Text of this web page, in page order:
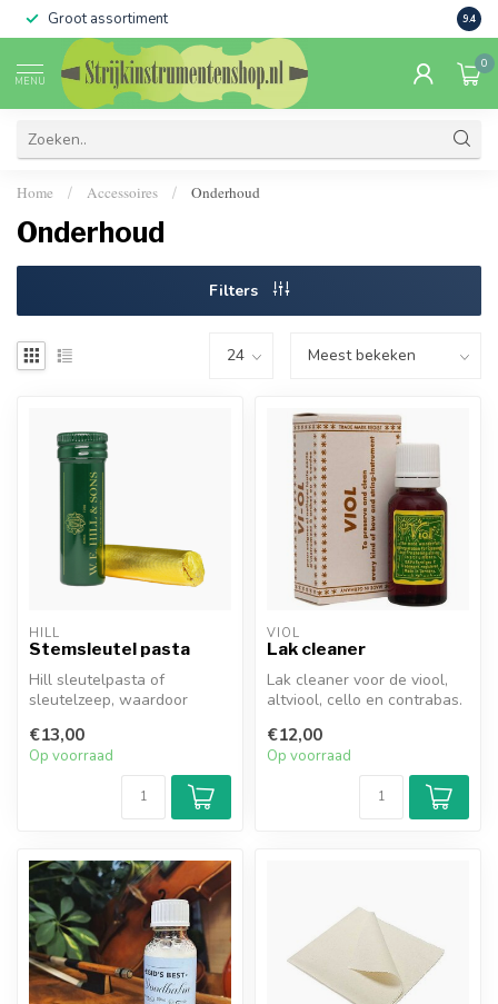
Groot assortiment 9.4
MENU
0
Home / Accessoires / Onderhoud
Onderhoud
Filters
HILL
Stemsleutel pasta
Hill sleutelpasta of
sleutelzeep, waardoor
stemsleutels weer ...
€13,00
Op voorraad
VIOL
Lak cleaner
Lak cleaner voor de viool,
altviool, cello en contrabas.
€12,00
Op voorraad